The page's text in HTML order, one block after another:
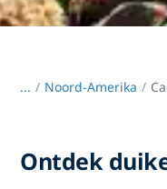
... / Noord-Amerika
Ontdek